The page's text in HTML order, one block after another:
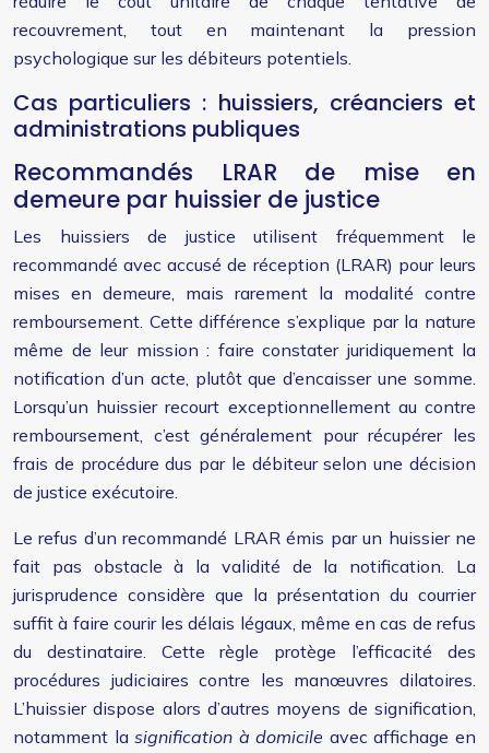
recouvrement, tout en maintenant la pression
psychologique sur les débiteurs potentiels.
Cas particuliers : huissiers, créanciers et
administrations publiques
Recommandés LRAR de mise en
demeure par huissier de justice
Les huissiers de justice utilisent fréquemment le
recommandé avec accusé de réception (LRAR) pour leurs
mises en demeure, mais rarement la modalité contre
remboursement. Cette différence s’explique par la nature
même de leur mission : faire constater juridiquement la
notification d’un acte, plutôt que d’encaisser une somme.
Lorsqu’un huissier recourt exceptionnellement au contre
remboursement, c’est généralement pour récupérer les
frais de procédure dus par le débiteur selon une décision
de justice exécutoire.
Le refus d’un recommandé LRAR émis par un huissier ne
fait pas obstacle à la validité de la notification. La
jurisprudence considère que la présentation du courrier
suffit à faire courir les délais légaux, même en cas de refus
du destinataire. Cette règle protège l’efficacité des
procédures judiciaires contre les manœuvres dilatoires.
L’huissier dispose alors d’autres moyens de signification,
notamment lasignification à domicile avec affichage en